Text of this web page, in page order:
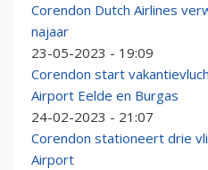
Corendon Dutch Airlines
najaar
23-05-2023 - 19:09
Corendon start
Airport Eelde en Burgas
24-02-2023 - 21:07
Corendon stationeert drie
Airport